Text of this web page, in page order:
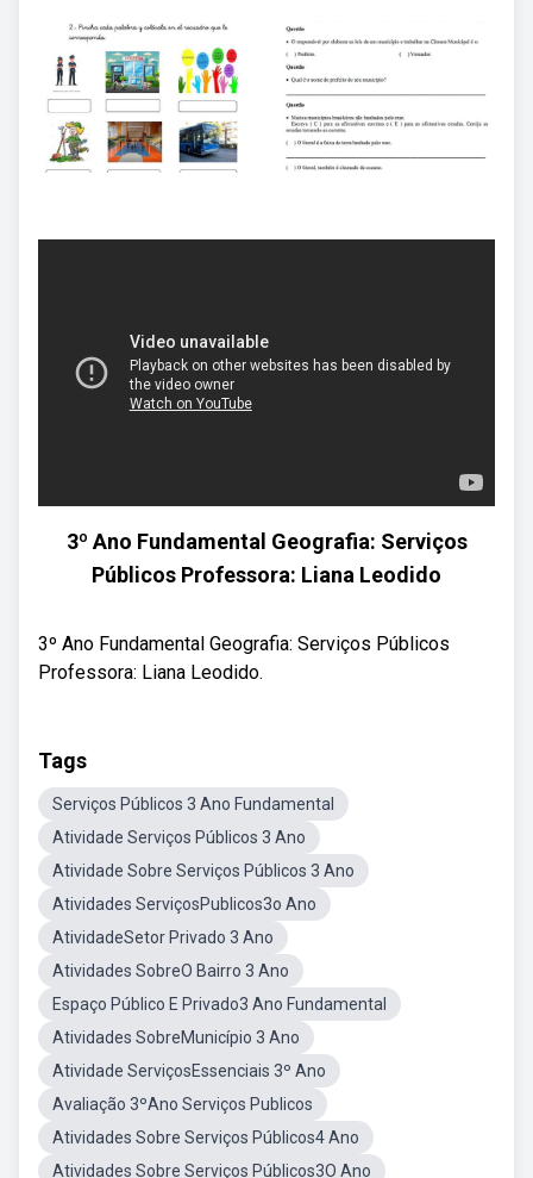
3º Ano Fundamental Geografia: Serviços
Públicos Professora: Liana Leodido
3º Ano Fundamental Geografia: Serviços Públicos
Professora: Liana Leodido.
Tags
Serviços Públicos 3 Ano Fundamental
Atividade Serviços Públicos 3 Ano
Atividade Sobre Serviços Públicos 3 Ano
Atividades ServiçosPublicos3o Ano
AtividadeSetor Privado 3 Ano
Atividades SobreO Bairro 3 Ano
Espaço Público E Privado3 Ano Fundamental
Atividades SobreMunicípio 3 Ano
Atividade ServiçosEssenciais 3º Ano
Avaliação 3ºAno Serviços Publicos
Atividades Sobre Serviços Públicos4 Ano
Atividades Sobre Serviços Públicos3O Ano